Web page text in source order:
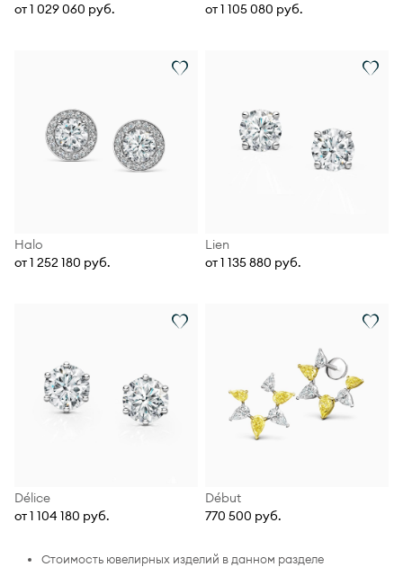
от 1 029 060 руб.
от 1 105 080 руб.
Halo
от 1 252 180 руб.
Lien
от 1 135 880 руб.
Délice
от 1 104 180 руб.
Début
770 500 руб.
Стоимость ювелирных изделий в данном разделе